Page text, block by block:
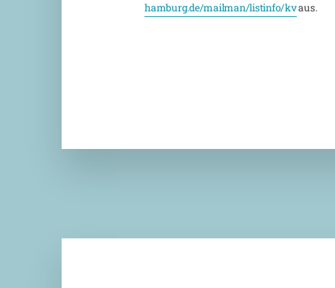
hamburg.de/mailman/listinfo/kvaus.